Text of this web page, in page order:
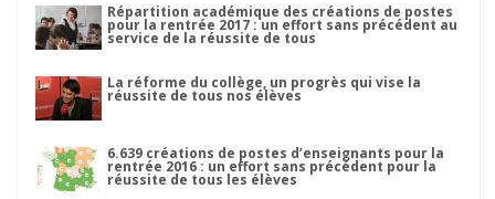
Répartition académique des créations de postes
pour la rentrée 2017 : un effort sans précédent au
service de la réussite de tous
La réforme du collège, un progrès qui vise la
réussite de tous nos élèves
6.639 créations de postes d’enseignants pour la
rentrée 2016 : un effort sans précédent pour la
réussite de tous les élèves